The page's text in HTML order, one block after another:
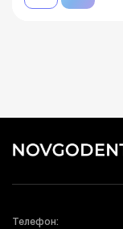
Телефон: